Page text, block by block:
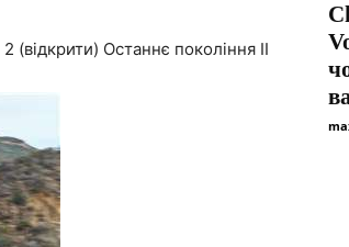
2 (відкрити) Останнє покоління II